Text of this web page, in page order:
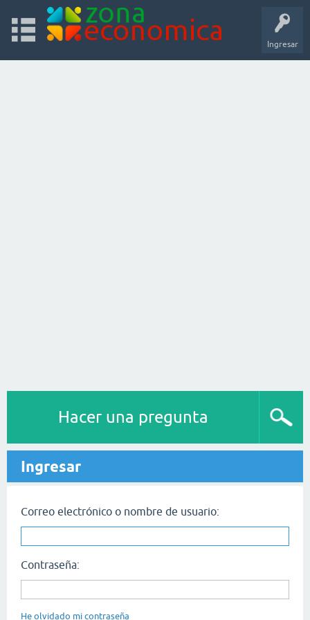
Ingresar
Hacer una pregunta
Ingresar
Correo electrónico o nombre de usuario:
Contraseña:
He olvidado mi contraseña